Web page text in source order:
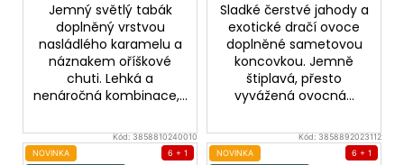
Jemný světlý tabák
doplněný vrstvou
nasládlého karamelu a
náznakem oříškové
chuti. Lehká a
nenáročná kombinace,...
Sladké čerstvé jahody a
exotické dračí ovoce
doplněné sametovou
koncovkou. Jemně
štiplavá, přesto
vyvážená ovocná...
Kód:3858810240010
NOVINKA
6 + 1
Kód:3858892023112
NOVINKA
6 + 1